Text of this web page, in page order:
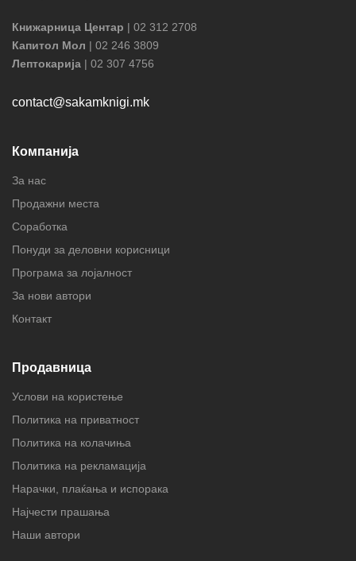
Книжарница Центар | 02 312 2708
Капитол Мол | 02 246 3809
Лептокарија | 02 307 4756
contact@sakamknigi.mk
Компанија
За нас
Продажни места
Соработка
Понуди за деловни корисници
Програма за лојалност
За нови автори
Контакт
Продавница
Услови на користење
Политика на приватност
Политика на колачиња
Политика на рекламација
Нарачки, плаќања и испорака
Најчести прашања
Наши автори